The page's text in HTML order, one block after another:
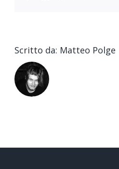
Scritto da: Matteo Polge